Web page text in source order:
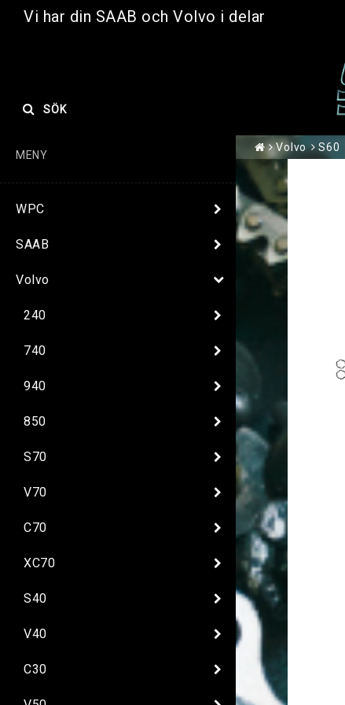
Vi har din SAAB och Volvo i delar
SÖK
MENY
WPC
SAAB
Volvo
240
740
940
850
S70
V70
C70
XC70
S40
V40
C30
Volvo S60